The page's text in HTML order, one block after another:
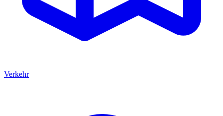
Verkehr